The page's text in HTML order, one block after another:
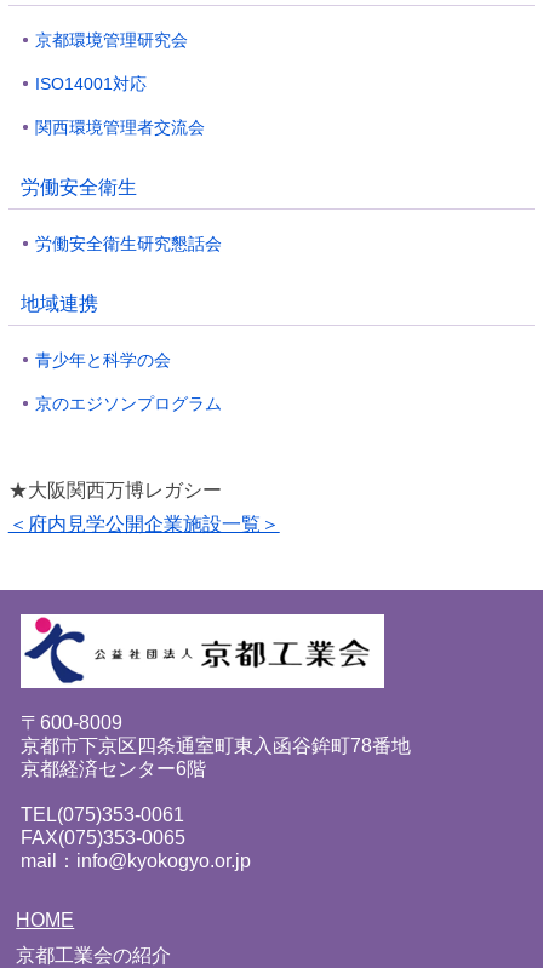
京都環境管理研究会
ISO14001対応
関西環境管理者交流会
労働安全衛生
労働安全衛生研究懇話会
地域連携
青少年と科学の会
京のエジソンプログラム
★大阪関西万博レガシー
＜府内見学公開企業施設一覧＞
〒600-8009
京都市下京区四条通室町東入函谷鉾町78番地
京都経済センター6階
TEL(075)353-0061
FAX(075)353-0065
mail：info@kyokogyo.or.jp
HOME
京都工業会の紹介